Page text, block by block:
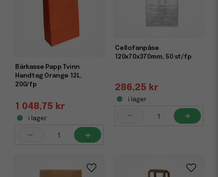
Bärkasse Papp Tvinn
Handtag Orange 12L,
200/fp
1 048,75 kr
i lager
- +
Cellofanpåse
120x70x370mm, 50 st/fp
286,25 kr
i lager
- +